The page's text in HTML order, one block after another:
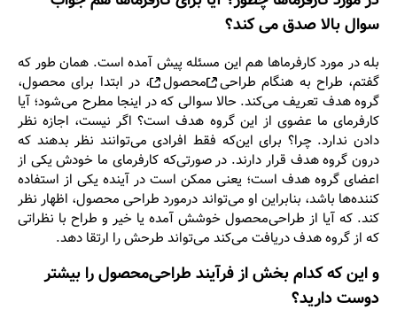
سوال بالا صدق می ‌‌کند؟
بله در مورد کارفرماها هم این مسئله پیش آمده است. همان طور که
گفتم، طراح به هنگام طراحی محصول
، در ابتدا برای محصول،
گروه هدف تعریف می‌کند. حالا سوالی که در اینجا مطرح می‌شود؛ آیا
کارفرمای ما عضوی از این گروه هدف است؟ اگر نیست، اجازه نظر
دادن ندارد. چرا؟ برای این‌که فقط افرادی می‌توانند نظر بدهند که
درون گروه هدف قرار دارند. در صورتی‌که کارفرمای ما خودش یکی از
اعضای گروه هدف است؛ یعنی ممکن است در آینده یکی از استفاده
‌کننده‌ها باشد، بنابراین او می‌تواند درمورد طراحی محصول، اظهار نظر
کند. که آیا از طراحی‌محصول خوشش آمده یا خیر و طراح با نظراتی
که از گروه هدف دریافت می‌کند می‌تواند طرحش را ارتقا دهد.
و این که کدام بخش از فرآیند طراحیمحصول را بیشتر
دوست دارید؟